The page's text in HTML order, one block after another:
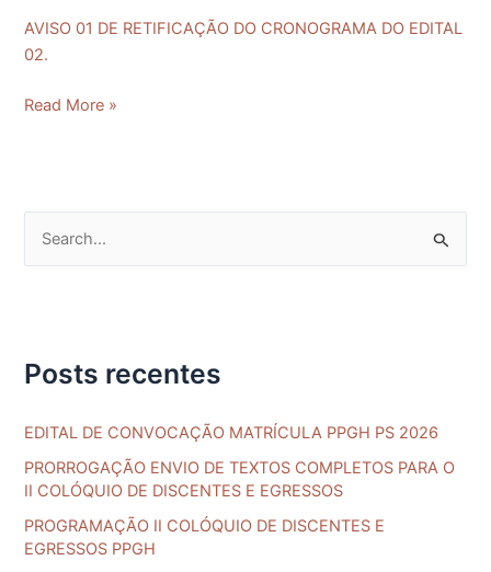
AVISO 01 DE RETIFICAÇÃO DO CRONOGRAMA DO EDITAL
02.
CRONOGRAMA
EDITAL
Read More »
u
s
a
r
p
o
Posts recentes
EDITAL DE CONVOCAÇÃO MATRÍCULA PPGH PS 2026
PRORROGAÇÃO ENVIO DE TEXTOS COMPLETOS PARA O
II COLÓQUIO DE DISCENTES E EGRESSOS
PROGRAMAÇÃO II COLÓQUIO DE DISCENTES E
EGRESSOS PPGH